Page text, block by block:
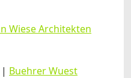
Wiese Architekten
Buehrer Wuest